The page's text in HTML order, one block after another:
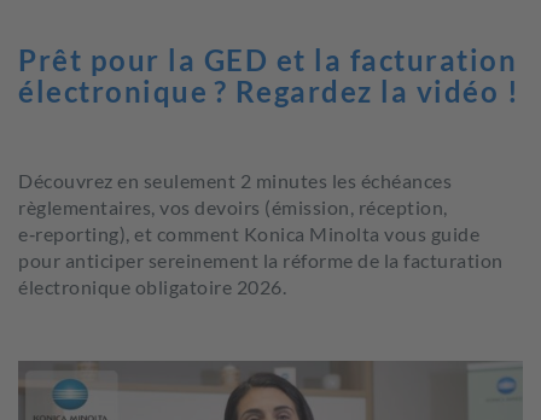
Prêt pour la GED et la facturation
électronique ? Regardez la vidéo !
Découvrez en seulement 2 minutes les échéances
règlementaires, vos devoirs (émission, réception,
e‑reporting), et comment Konica Minolta vous guide
pour anticiper sereinement la réforme de la facturation
électronique obligatoire 2026.